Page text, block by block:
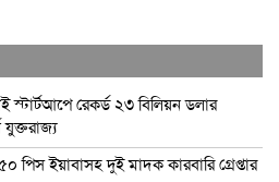
রেকর্ড ২৩ বিলিয়ন ডলার
যুক্তরাজ্য
পিস ইয়াবাসহ দুই মাদক কারবারি গ্রেপ্তার